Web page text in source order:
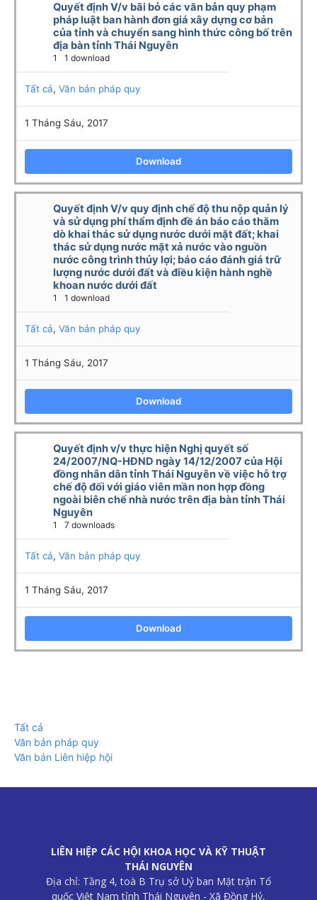
Quyết định V/v bãi bỏ các văn bản quy phạm
pháp luật ban hành đơn giá xây dựng cơ bản
của tỉnh và chuyển sang hình thức công bố trên
địa bàn tỉnh Thái Nguyên
1 1 download
Tất cả, Văn bản pháp quy
1 Tháng Sáu, 2017
Download
Quyết định V/v quy định chế độ thu nộp quản lý
và sử dụng phí thẩm định đề án báo cáo thăm
dò khai thác sử dụng nước dưới mặt đất; khai
thác sử dụng nước mặt xả nước vào nguồn
nước công trình thủy lợi; báo cáo đánh giá trữ
lượng nước dưới đất và điều kiện hành nghề
khoan nước dưới đất
1 1 download
Tất cả, Văn bản pháp quy
1 Tháng Sáu, 2017
Download
Quyết định v/v thực hiện Nghị quyết số
24/2007/NQ-HĐND ngày 14/12/2007 của Hội
đồng nhân dân tỉnh Thái Nguyên về việc hỗ trợ
chế độ đối với giáo viên mần non hợp đồng
ngoài biên chế nhà nước trên địa bàn tỉnh Thái
Nguyên
1 7 downloads
Tất cả, Văn bản pháp quy
1 Tháng Sáu, 2017
Download
Tất cả
Văn bản pháp quy
Văn bản Liên hiệp hội
LIÊN HIỆP CÁC HỘI KHOA HỌC VÀ KỸ THUẬT
THÁI NGUYÊN
Địa chỉ: Tầng 4, toà B Trụ sở Uỷ ban Mặt trận Tổ
quốc Việt Nam tỉnh Thái Nguyên - Xã Đồng Hỷ,